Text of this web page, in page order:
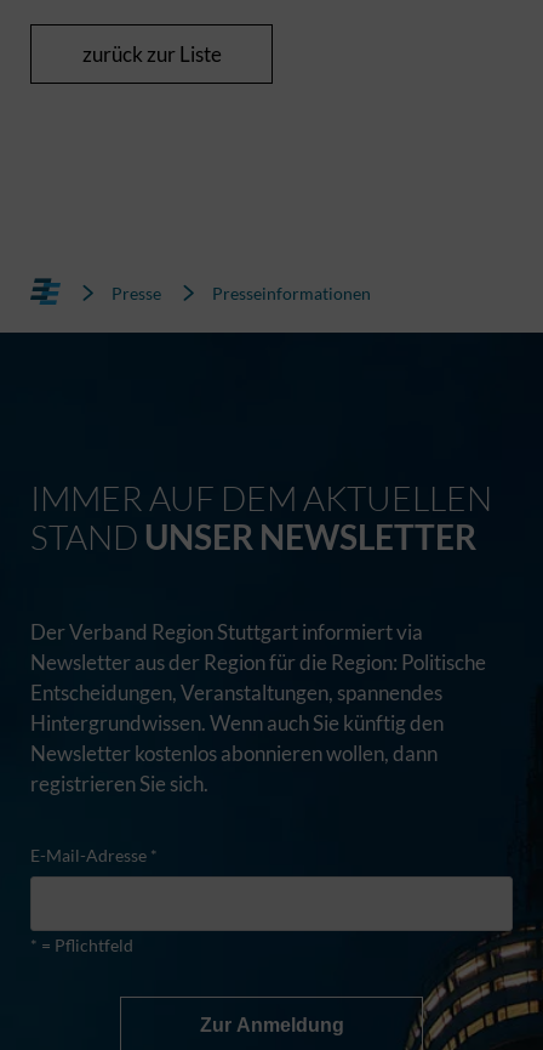
zurück zur Liste
Presse Presseinformationen
IMMER AUF DEM AKTUELLEN
STAND UNSER NEWSLETTER
Der Verband Region Stuttgart informiert via
Newsletter aus der Region für die Region: Politische
Entscheidungen, Veranstaltungen, spannendes
Hintergrundwissen. Wenn auch Sie künftig den
Newsletter kostenlos abonnieren wollen, dann
registrieren Sie sich.
E-Mail-Adresse *
* = Pflichtfeld
Zur Anmeldung